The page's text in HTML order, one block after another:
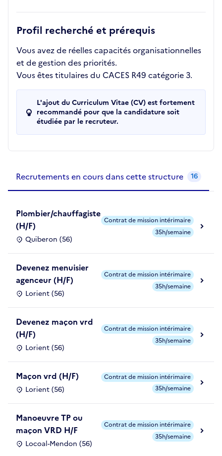
Profil recherché et prérequis
Vous avez de réelles capacités organisationnelles
et de gestion des priorités.
Vous êtes titulaires du CACES R49 catégorie 3.
L'ajout du Curriculum Vitae (CV) est fortement
recommandé pour que la candidature soit
étudiée par le recruteur.
Recrutements en cours dans cette structure 16
Plombier/chauffagiste
(H/F)
Quiberon (56)
Contrat de mission intérimaire
35h/semaine
Devenez menuisier
agenceur (H/F)
Lorient (56)
Contrat de mission intérimaire
35h/semaine
Devenez maçon vrd
(H/F)
Lorient (56)
Contrat de mission intérimaire
35h/semaine
Maçon vrd (H/F)
Lorient (56)
Contrat de mission intérimaire
35h/semaine
Manoeuvre TP ou
maçon VRD H/F
Locoal-Mendon (56)
Contrat de mission intérimaire
35h/semaine